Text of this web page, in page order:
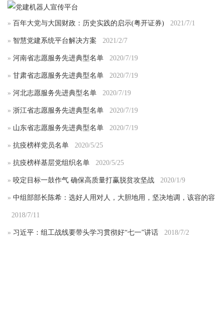
» 百年大党与大国财政：历史实践的启示(粤开证券) 2021/7/1
» 智慧党建系统平台解决方案 2021/2/7
» 河南省志愿服务先进典型名单 2020/7/19
» 甘肃省志愿服务先进典型名单 2020/7/19
» 河北志愿服务先进典型名单 2020/7/19
» 浙江省志愿服务先进典型名单 2020/7/19
» 山东省志愿服务先进典型名单 2020/7/19
» 抗疫榜样党员名单 2020/5/25
» 抗疫榜样基层党组织名单 2020/5/25
» 咬定目标一鼓作气 确保高质量打赢脱贫攻坚战 2020/1/9
» 中组部部长陈希：选好人用对人，大胆地用，坚决地调，该容的容
2018/7/11
» 习近平：组工战线要带头学习贯彻好“七一”讲话 2018/7/2